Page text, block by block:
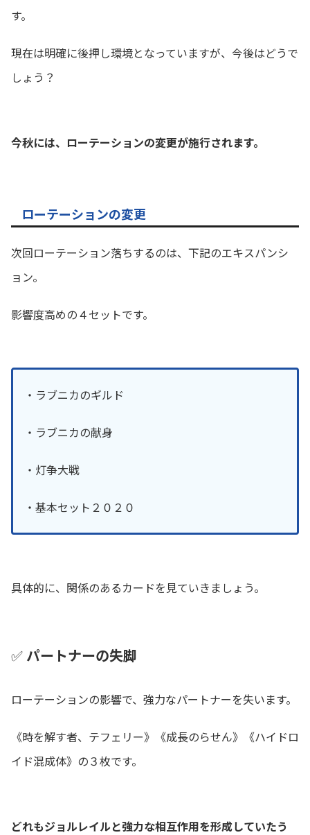
す。
現在は明確に後押し環境となっていますが、今後はどうで
しょう？
今秋には、ローテーションの変更が施行されます。
ローテーションの変更
次回ローテーション落ちするのは、下記のエキスパンシ
ョン。
影響度高めの４セットです。
・ラブニカのギルド
・ラブニカの献身
・灯争大戦
・基本セット２０２０
具体的に、関係のあるカードを見ていきましょう。
✅ パートナーの失脚
ローテーションの影響で、強力なパートナーを失います。
《時を解す者、テフェリー》《成長のらせん》《ハイドロ
イド混成体》の３枚です。
どれもジョルレイルと強力な相互作用を形成していたう